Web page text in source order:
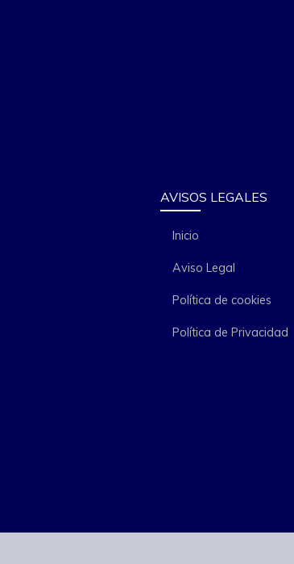
AVISOS LEGALES
Inicio
Aviso Legal
Política de cookies
Política de Privacidad